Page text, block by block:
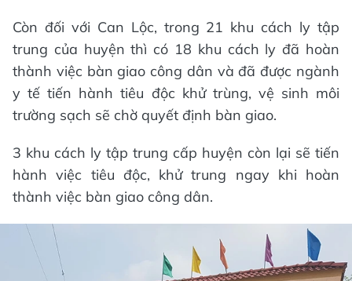
Còn đối với Can Lộc, trong 21 khu cách ly tập
trung của huyện thì có 18 khu cách ly đã hoàn
thành việc bàn giao công dân và đã được ngành
y tế tiến hành tiêu độc khử trùng, vệ sinh môi
trường sạch sẽ chờ quyết định bàn giao.
3 khu cách ly tập trung cấp huyện còn lại sẽ tiến
hành việc tiêu độc, khử trung ngay khi hoàn
thành việc bàn giao công dân.